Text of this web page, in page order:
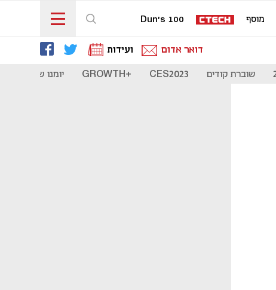
מוסף Dun's 100
דואר אדום ועידות
שוברת קודים CES2023
+GROWTH יומנו של